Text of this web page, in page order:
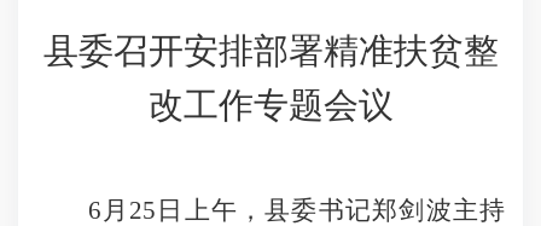
县委召开安排部署精准扶贫整
改工作专题会议
6 月 25 日 上午，县委书记郑剑波主持